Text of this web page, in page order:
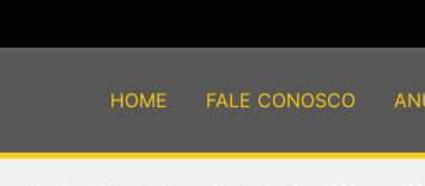
HOME FALE CONOSCO